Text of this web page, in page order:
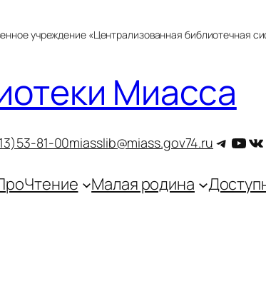
учреждение «Централизованная библиотечная
Миасса
81-00miasslib@miass.gov74.ru
Малая родина